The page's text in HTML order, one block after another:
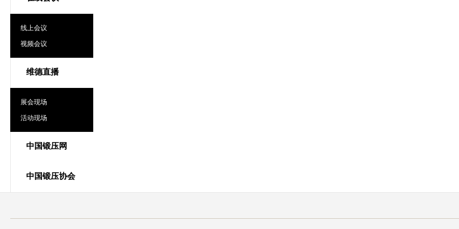
线上会议
视频会议
维德直播
展会现场
活动现场
中国锻压网
中国锻压协会